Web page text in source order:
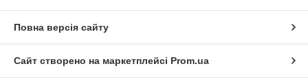
Повна версія сайту
Сайт створено на маркетплейсі Prom.ua